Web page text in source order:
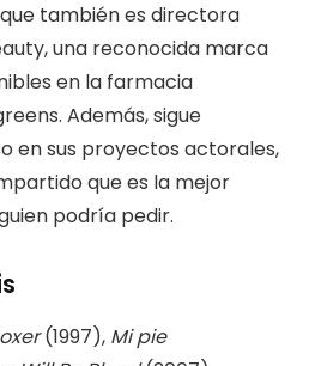
también es directora
una reconocida marca
en la farmacia
Además, sigue
en sus proyectos actorales,
que es la mejor
podría pedir.
(1997), Mi pie